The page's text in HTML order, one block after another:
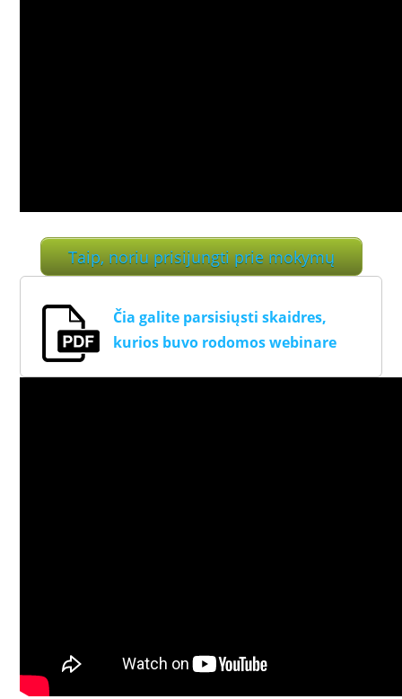
Taip, noriu prisijungti prie mokymų
Čia galite parsisiųsti skaidres,
kurios buvo rodomos webinare